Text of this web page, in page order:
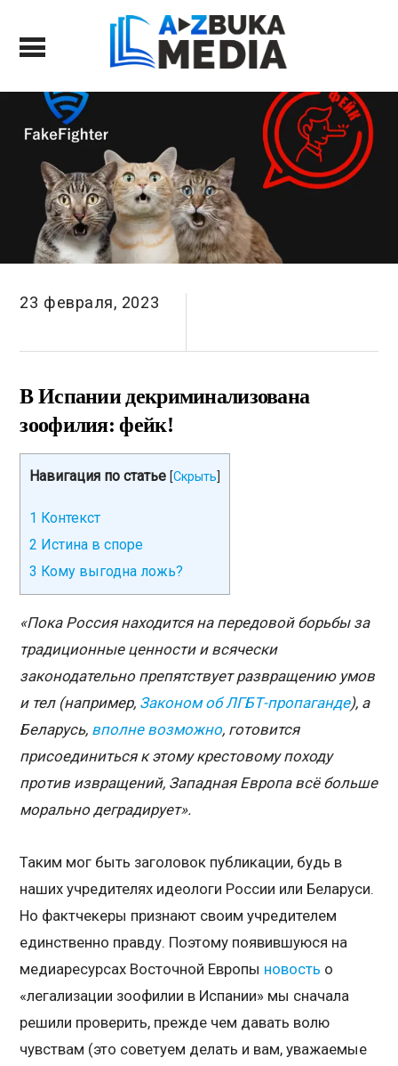
23 февраля, 2023
В Испании декриминализована
зоофилия: фейк!
Навигация по статье [Скрыть
1 Контекст
2 Истина в споре
3 Кому выгодна ложь?
«Пока Россия находится на передовой борьбы за
традиционные ценности и всячески
законодательно препятствует развращению умов
и тел (например, Законом об ЛГБТ-пропаганде), а
Беларусь, вполне возможно, готовится
присоединиться к этому крестовому походу
против извращений, Западная Европа всё больше
морально деградирует».
Таким мог быть заголовок публикации, будь в
наших учредителях идеологи России или Беларуси.
Но фактчекеры признают своим учредителем
единственно правду. Поэтому появившуюся на
медиаресурсах Восточной Европы новость о
«легализации зоофилии в Испании» мы сначала
решили проверить, прежде чем давать волю
чувствам (это советуем делать и вам, уважаемые